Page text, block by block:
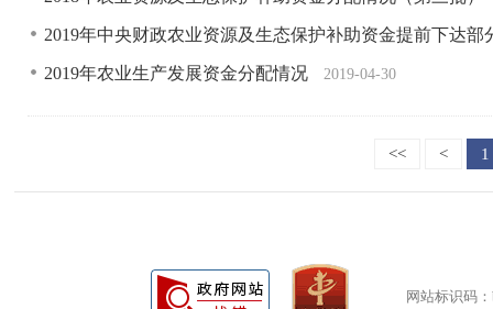
2019年中央财政农业资源及生态保护补助资金提前下达
2019年农业生产发展资金分配情况 2019-04-30
<< < 1
网站标识码